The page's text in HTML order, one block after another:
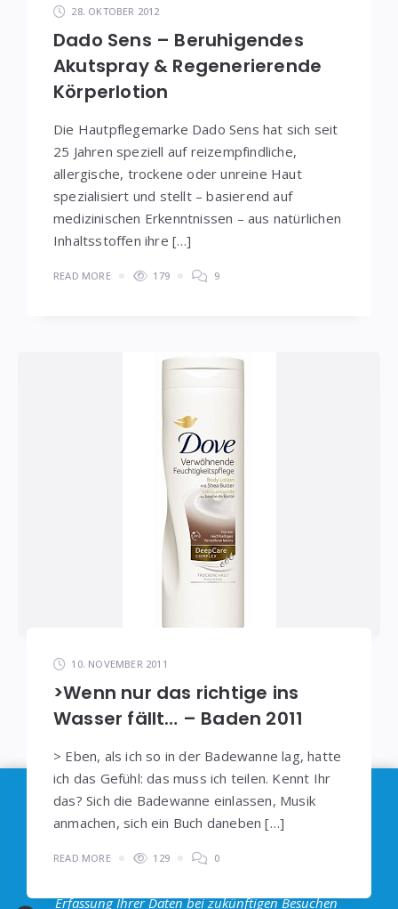
28. OKTOBER 2012
Dado Sens – Beruhigendes
Akutspray & Regenerierende
Körperlotion
Die Hautpflegemarke Dado Sens hat sich seit
25 Jahren speziell auf reizempfindliche,
allergische, trockene oder unreine Haut
spezialisiert und stellt – basierend auf
medizinischen Erkenntnissen – aus natürlichen
Inhaltsstoffen ihre […]
READ MORE 179 9
10. NOVEMBER 2011
>Wenn nur das richtige ins
Wasser fällt… – Baden 2011
> Eben, als ich so in der Badewanne lag, hatte
ich das Gefühl: das muss ich teilen. Kennt Ihr
das? Sich die Badewanne einlassen, Musik
anmachen, sich ein Buch daneben […]
READ MORE 129 0
Im Sinne der DSGVO: Die Erfassung Deiner Daten
durchGoogle Analyticskönnen Sie durch
Klicken auf den folgenden Link unterbinden. Es
Erfassung Ihrer Daten bei zukünftigen Besuchen